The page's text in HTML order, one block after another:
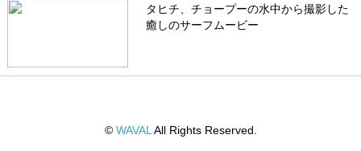
タヒチ、チョープーの水中から撮影した
癒しのサーフムービー
© WAVAL All Rights Reserved.